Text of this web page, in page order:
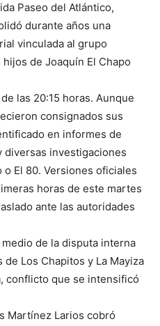
Paseo del Atlántico,
durante años una
vinculada al grupo
de Joaquín El Chapo
las 20:15 horas. Aunque
consignados sus
en informes de
investigaciones
El 80. Versiones oficiales
horas de este martes
ante las autoridades
de la disputa interna
Los Chapitos y La Mayiza
conflicto que se intensificó
Martínez Larios cobró